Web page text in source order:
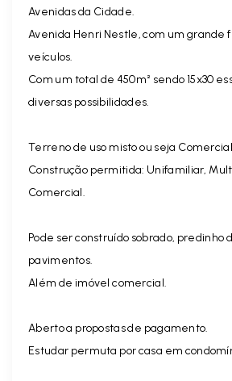
Avenidas da Cidade.
Avenida Henri Nestle, com um grande
veículos.
Com um total de 450m² sendo 15x30
diversas possibilidades.
Terreno de uso misto ou seja
Construção permitida: Unifamiliar,
Comercial.
Pode ser construído sobrado, predinho
pavimentos.
Além de imóvel comercial.
Aberto a propostas de pagamento.
Estudar permuta por casa em